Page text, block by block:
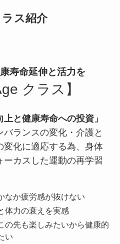
ス紹介
寿命延伸と活力を
クラス】
上と健康寿命への投資」
ランスの変化・介護と
変化に適応する為、身体
カスした運動の再学習
なか疲労感が抜けない
体力の衰えを実感
の先も楽しみたいから健康的
い